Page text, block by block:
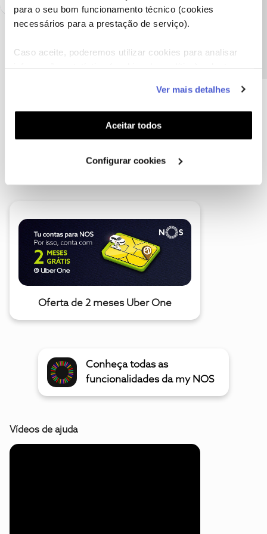
para o seu bom funcionamento técnico (cookies
necessários para a prestação de serviço).
Caso aceite, poderemos utilizar cookies para analisar
funcionalidades (cookies de personalização e
funcionalidade) e adaptar anúncios aos seus interesses
(cookies de publicidade personalizada). Pode gerir a
utilização dos cookies clicando em "Configurar
Ver mais detalhes
Aceitar todos
Configurar cookies
A poupança que COMBINA
Oferta de 2 meses Uber One
Conheça todas as
funcionalidades da my NOS
Vídeos de ajuda